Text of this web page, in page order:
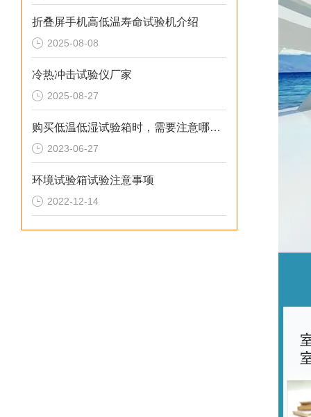
折叠屏手机高低温寿命试验机介绍
2025-08-08
冷热冲击试验仪厂家
2025-08-27
购买低温低湿试验箱时，需要注意哪些事项
2023-06-27
环境试验箱试验注意事项
2022-12-14